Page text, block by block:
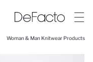
Woman & Man Knitwear Products